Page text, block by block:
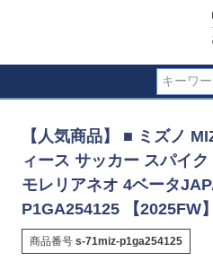
【人気商品】 ■ ミズノ
ィース サッカー スパイ
モレリアネオ 4ベータ
P1GA254125 【2025FW】
商品番号 s-71miz-p1ga254125